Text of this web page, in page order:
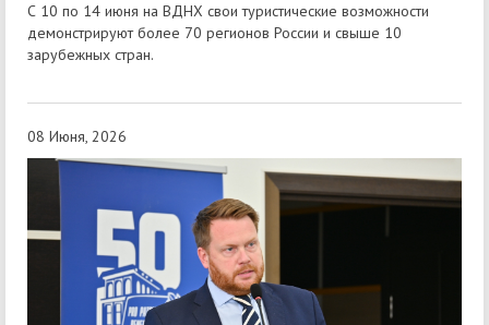
С 10 по 14 июня на ВДНХ свои туристические возможности
демонстрируют более 70 регионов России и свыше 10
зарубежных стран.
08 Июня, 2026